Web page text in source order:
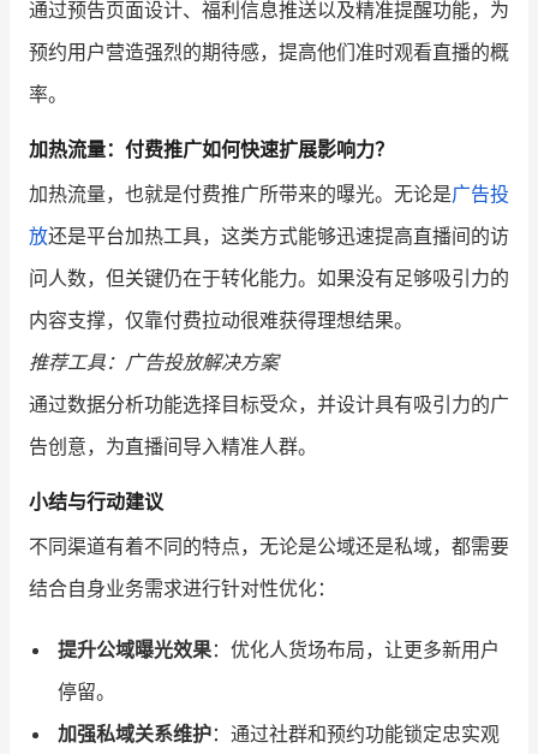
通过预告页面设计、福利信息推送以及精准提醒功能，为
预约用户营造强烈的期待感，提高他们准时观看直播的概
率。
加热流量：付费推广如何快速扩展影响力？
加热流量，也就是付费推广所带来的曝光。无论是广告投
放还是平台加热工具，这类方式能够迅速提高直播间的访
问人数，但关键仍在于转化能力。如果没有足够吸引力的
内容支撑，仅靠付费拉动很难获得理想结果。
推荐工具：广告投放解决方案
通过数据分析功能选择目标受众，并设计具有吸引力的广
告创意，为直播间导入精准人群。
小结与行动建议
不同渠道有着不同的特点，无论是公域还是私域，都需要
结合自身业务需求进行针对性优化：
提升公域曝光效果：优化人货场布局，让更多新用户
停留。
加强私域关系维护：通过社群和预约功能锁定忠实观